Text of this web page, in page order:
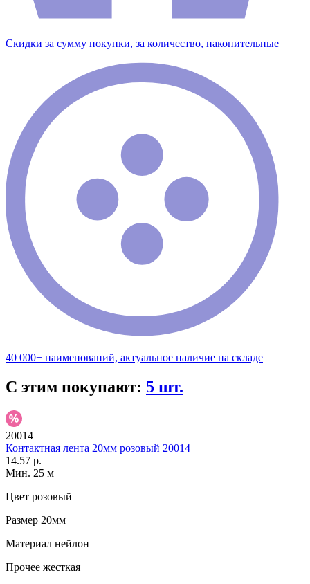
Скидки за сумму покупки, за количество, накопительные
40 000+ наименований, актуальное наличие на складе
С этим покупают: 5 шт.
20014
Контактная лента 20мм розовый 20014
14.57 р.
Мин. 25 м
Цвет розовый
Размер 20мм
Материал нейлон
Прочее жесткая